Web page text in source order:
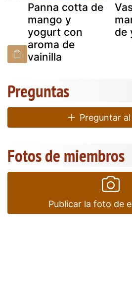
Panna cotta de
mango y
yogurt con
aroma de
vainilla
de
Preguntas
Preguntar
Fotos de miembros
Publicar la foto de